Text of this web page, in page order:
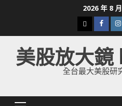
2026 年 8
下
載
美
股
美股放大鏡
全台最大美股研